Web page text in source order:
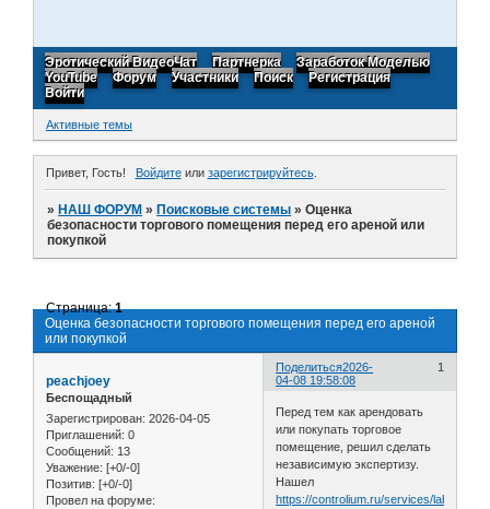
Эротический ВидеоЧат Партнерка
Заработок Моделью
YouTube
Форум Участники Поиск
Регистрация
Войти
Активные темы
Привет, Гость! Войдитеили зарегистрируйтесь.
»НАШ ФОРУМ »Поисковые системы »Оценка
безопасности торгового помещения перед его ареной или
покупкой
Оценка безопасности торгового помещения перед его ареной
или покупкой
Страница:1
Поделиться 1
2026-
04-08 19:58:08
peachjoey
Беспощадный
Зарегистрирован: 2026-04-05
Приглашений: 0
Сообщений: 13
Уважение: [+0/-0]
Позитив: [+0/-0]
Провел на форуме:
Перед тем как арендовать
или покупать торговое
помещение, решил сделать
независимую экспертизу.
Нашел
https://controlium.ru/services/